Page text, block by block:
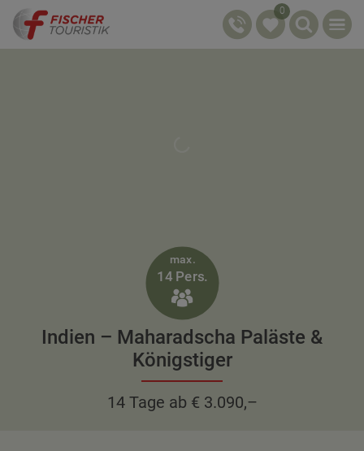
0
max.
14 Pers.

Indien – Maharadscha Paläste &
Königstiger
14 Tage ab € 3.090,–